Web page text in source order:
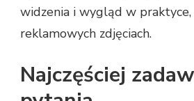
widzenia i wygląd w
reklamowych zdjęciach.
Najczęściej